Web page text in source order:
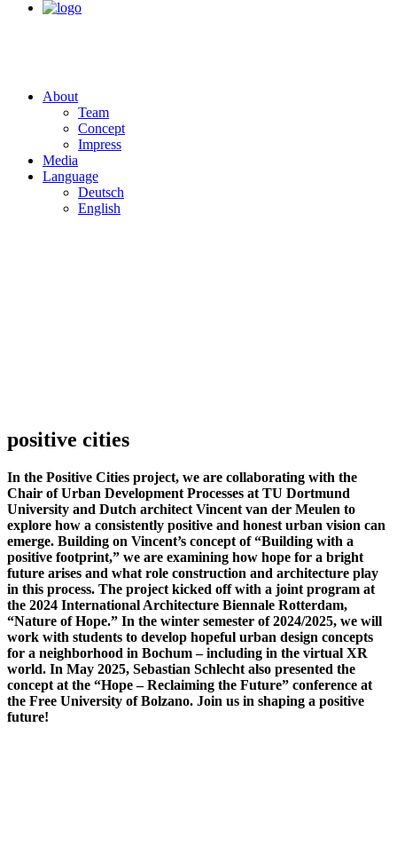
About
Team
Concept
Impress
Media
Language
Deutsch
English
positive cities
In the Positive Cities project, we are collaborating with the
Chair of Urban Development Processes at TU Dortmund
University and Dutch architect Vincent van der Meulen to
explore how a consistently positive and honest urban vision can
emerge. Building on Vincent’s concept of “Building with a
positive footprint,” we are examining how hope for a bright
future arises and what role construction and architecture play
in this process. The project kicked off with a joint program at
the 2024 International Architecture Biennale Rotterdam,
“Nature of Hope.” In the winter semester of 2024/2025, we will
work with students to develop hopeful urban design concepts
for a neighborhood in Bochum – including in the virtual XR
world. In May 2025, Sebastian Schlecht also presented the
concept at the “Hope – Reclaiming the Future” conference at
the Free University of Bolzano. Join us in shaping a positive
future!